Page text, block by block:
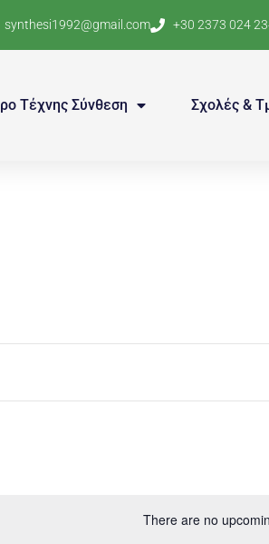
synthesi1992@gmail.com +30 2373 024
Τέχνης Σύνθεση Σχολές &
There are no